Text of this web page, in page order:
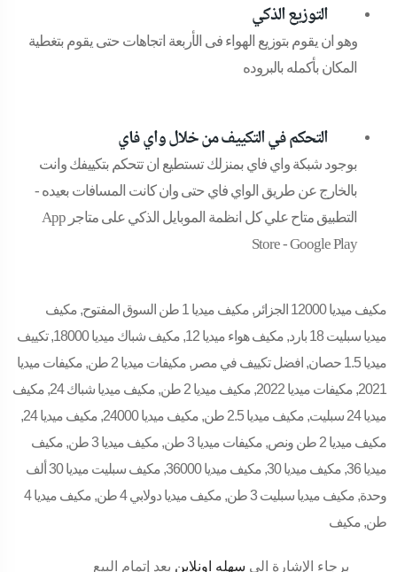
التوزيع الذكي
وهو ان يقوم بتوزيع الهواء فى الأربعة اتجاهات حتى يقوم بتغطية
المكان بأكمله بالبروده
التحكم في التكييف من خلال واي فاي
بوجود شبكة واي فاي بمنزلك تستطيع ان تتحكم بتكييفك وانت
بالخارج عن طريق الواي فاي حتى وان كانت المسافات بعيده -
التطبيق متاح علي كل انظمة الموبايل الذكي على متاجر App
Store - Google Play
مكيف ميديا 12000 الجزائر, مكيف ميديا 1 طن السوق المفتوح, مكيف
ميديا سبليت 18 بارد, مكيف هواء ميديا 12, مكيف شباك ميديا 18000, تكييف
ميديا 1.5 حصان, افضل تكييف في مصر, مكيفات ميديا 2 طن, مكيفات ميديا
2021, مكيفات ميديا 2022, مكيف ميديا 2 طن, مكيف ميديا شباك 24, مكيف
ميديا 24 سبليت, مكيف ميديا 2.5 طن, مكيف ميديا 24000, مكيف ميديا 24,
مكيف ميديا 2 طن ونص, مكيفات ميديا 3 طن, مكيف ميديا 3 طن, مكيف
ميديا 36, مكيف ميديا 30, مكيف ميديا 36000, مكيف سبليت ميديا 30 ألف
وحدة, مكيف ميديا سبليت 3 طن, مكيف ميديا دولابي 4 طن, مكيف ميديا 4
طن, مكيف
برجاء الإشارة الي سهله اونلاين بعد إتمام البيع